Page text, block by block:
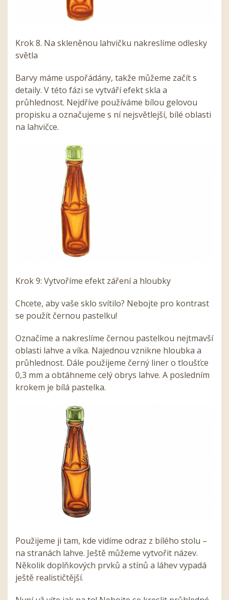
Krok 8. Na skleněnou lahvičku nakreslíme odlesky
světla
Barvy máme uspořádány, takže můžeme začít s
detaily. V této fázi se vytváří efekt skla a
průhlednost. Nejdříve používáme bílou gelovou
propisku a označujeme s ní nejsvětlejší, bílé oblasti
na lahvičce.
Krok 9: Vytvoříme efekt záření a hloubky
Chcete, aby vaše sklo svítilo? Nebojte pro kontrast
se použít černou pastelku!
Označíme a nakreslíme černou pastelkou nejtmavší
oblasti lahve a víka. Najednou vznikne hloubka a
průhlednost. Dále použijeme černý liner o tloušťce
0,3 mm a obtáhneme celý obrys lahve. A posledním
krokem je bílá pastelka.
Použijeme ji tam, kde vidíme odraz z bílého stolu –
na stranách lahve. Ještě můžeme vytvořit název.
Několik doplňkových prvků a stínů a láhev vypadá
ještě realističtější.